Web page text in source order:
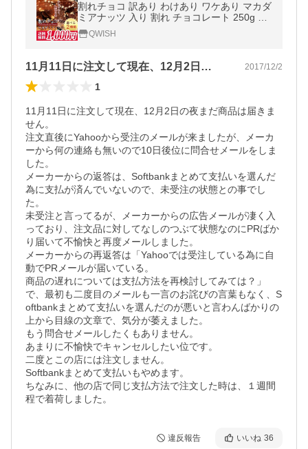
割れチョコ 訳あり わけあり ワケあり マカダ
ミアナッツ 入り 割れ チョコレート 250g ク
ーベルチュール使用 ポイント消化 バレンタ
イン 1000円ぽっきり
QWISH
11月11日に注文して現在、12月2日… 2017/12/2
1
11月11日に注文して現在、12月2日の夜まだ商品は届きま
せん。
注文直後にYahooから受注のメールが来ましたが、メーカ
ーから何の連絡も無いので10日後位に問合せメールをしま
した。
メーカーからの返答は、Softbankまとめて支払いを選んだ
為に支払が済んでいないので、未受注の状態との事でし
た。
未受注と言ってるが、メーカーからの広告メールが凄く入
っており、注文品に対してなしのつぶて状態なのにPRばか
り届いて不愉快と再度メールしました。
メーカーからの再返答は「Yahooでは受注している為に自
動でPRメールが届いている。
商品の遅れについては支払方法を再検討してみては？」
で、最初も二度目のメールも一言のお詫びの言葉もなく、S
oftbankまとめて支払いを選んだのが悪いと言わんばかりの
上から目線の文章で、気分が萎えました。
もう問合せメールしたくもありません。
あまりに不愉快でキャンセルしたい位です。
二度とこの店には注文しません。
Softbankまとめて支払いもやめます。
ちなみに、他の店で同じ支払方法で注文した時は、１週間
程で着荷しました。
違反報告 いいね 36